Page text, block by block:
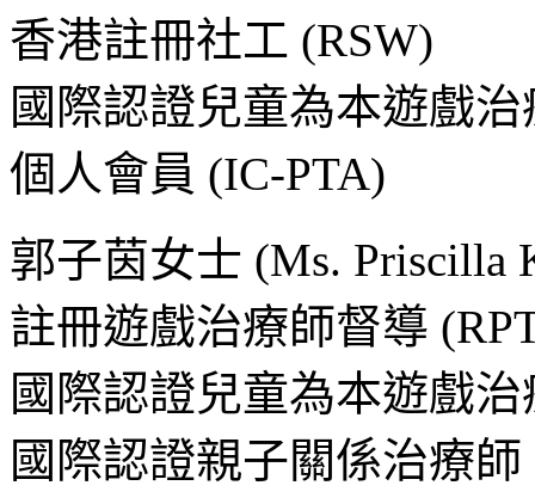
香港註冊社工 (RSW)
國際認證兒童為本遊戲治
個人會員 (IC-PTA)
郭子茵女士 (Ms. Priscilla
註冊遊戲治療師督導
國際認證兒童為本遊戲治
國際認證親子關係治療師